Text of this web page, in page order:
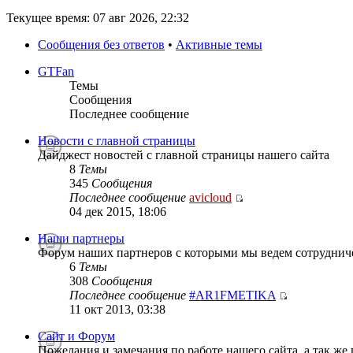
Текущее время: 07 авг 2026, 22:32
Сообщения без ответов • Активные темы
GTFan
Темы
Сообщения
Последнее сообщение
Новости с главной страницы
Дайджест новостей с главной страницы нашего сайта
8 Темы
345 Сообщения
Последнее сообщение avicloud
04 дек 2015, 18:06
Наши партнеры
Форум наших партнеров с которыми мы ведем
6 Темы
308 Сообщения
Последнее сообщение #AR1FMETIKA
11 окт 2013, 03:38
Сайт и Форум
Пожелания и замечания по работе нашего сайта, а так